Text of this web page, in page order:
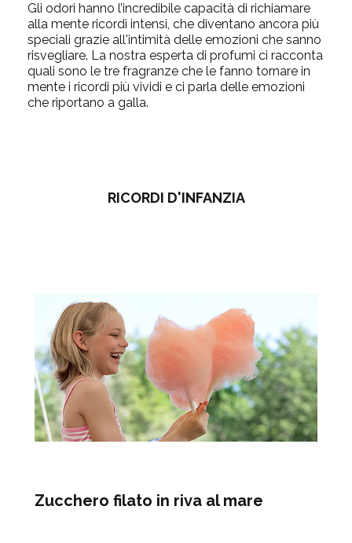
Gli odori hanno l’incredibile capacità di richiamare
alla mente ricordi intensi, che diventano ancora più
speciali grazie all'intimità delle emozioni che sanno
risvegliare. La nostra esperta di profumi ci racconta
quali sono le tre fragranze che le fanno tornare in
mente i ricordi più vividi e ci parla delle emozioni
che riportano a galla.
RICORDI D'INFANZIA
Zucchero filato in riva al mare